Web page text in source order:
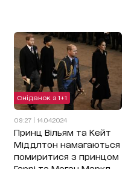
Сніданок з 1+1
09:27 | 14.04.2024
Принц Вільям та Кейт
Міддлтон намагаються
помиритися з принцом